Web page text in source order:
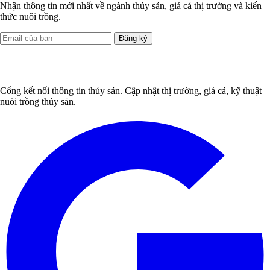
Nhận thông tin mới nhất về ngành thủy sản, giá cả thị trường và kiến
thức nuôi trồng.
Đăng ký
Cổng kết nối thông tin thủy sản. Cập nhật thị trường, giá cả, kỹ thuật
nuôi trồng thủy sản.